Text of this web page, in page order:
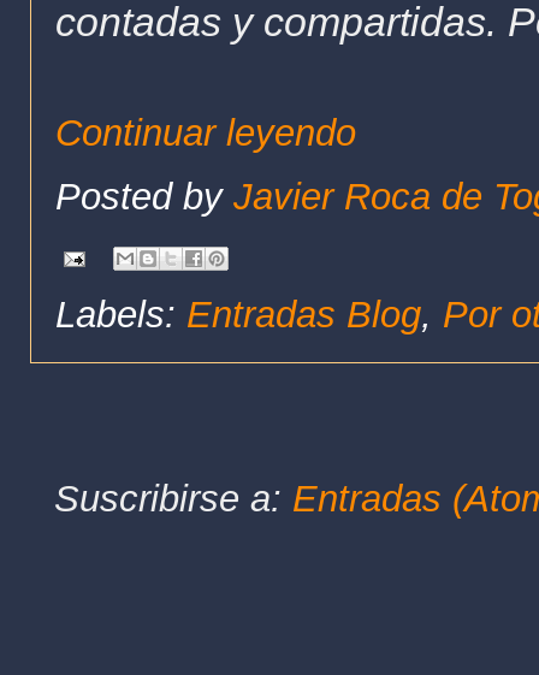
contadas y compartidas.
Continuar leyendo
Posted by Javier Roca de
Labels: Entradas Blog, Por
Suscribirse a: Entradas